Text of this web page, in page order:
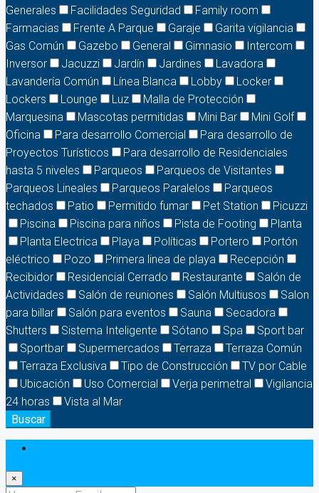
Generales
Facilidades Seguridad
Family room
Farmacias
Frente A Parque Garaje
Garita vigilancia
Gas Común
Gazebo General Gimnasio
Intercom
Inversor
Jacuzzi Jardín Jardines
Lavadora
Lavandería Común
Línea Blanca Lobby
Locker
Lockers
Lounge Luz
Malla de Protección
Marquesina
Mascotas permitidas Mini Bar
Mini Golf
Oficina
Para desarrollo Comercial
Para desarrollo de
Proyectos Turísticos
Para desarrollo de Residenciales
hasta 5 niveles
Parqueos
Parqueos de Visitantes
Parqueos Lineales
Parqueos Paralelos
Parqueos
techados
Patio Permitido fumar Pet Station
Picuzzi
Piscina
Piscina para niños Pista de Footing
Planta
Planta Electrica
Playa Políticas Portero
Portón
eléctrico
Pozo Primera linea de playa
Recepción
Recibidor
Residencial Cerrado Restaurante
Salón de
Actividades
Salón de reuniones Salón Multiusos
Salon
para billar
Salón para eventos Sauna
Secadora
Shutters
Sistema Inteligente Sótano Spa
Sport bar
Sportbar
Supermercados Terraza
Terraza Común
Terraza Exclusiva
Tipo de Construcción
TV por Cable
Ubicación
Uso Comercial Verja perimetral
Vigilancia
24 horas
Vista al Mar
Buscar
×